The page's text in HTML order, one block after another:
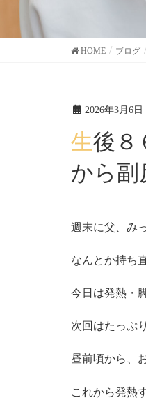
HOME ブログ
2026年3月6日
生後８６日目 ロタ(内服)予防接種・２時間くらい
から副
週末に父、み
なんとか持ち
今日は発熱・
次回はたっぷ
昼前頃から、
これから発熱